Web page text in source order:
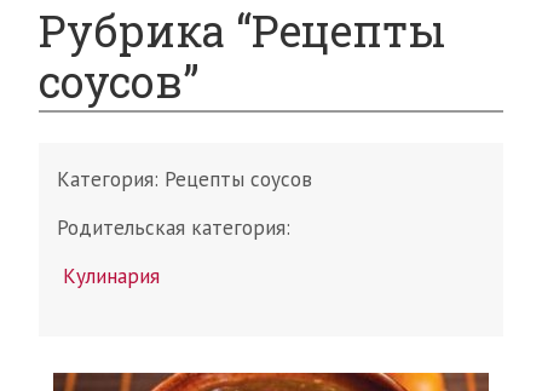
Рубрика “Рецепты
соусов”
Категория: Рецепты соусов
Родительская категория:
Кулинария